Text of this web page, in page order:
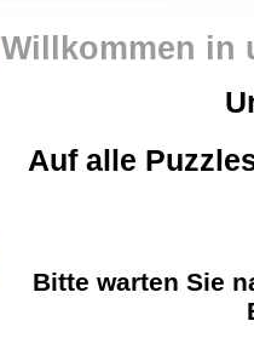
Willkommen in
Auf alle
Bitte warten Sie